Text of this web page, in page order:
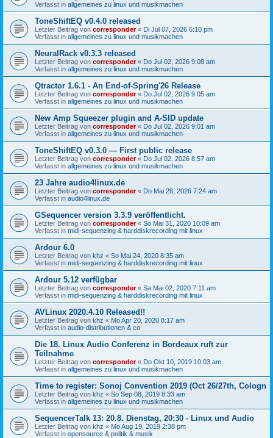
Verfasst in allgemeines zu linux und musikmachen
ToneShiftEQ v0.4.0 released
Letzter Beitrag von corresponder« Di Jul 07, 2026 6:10 pm
Verfasst in allgemeines zu linux und musikmachen
NeuralRack v0.3.3 released
Letzter Beitrag von corresponder« Do Jul 02, 2026 9:08 am
Verfasst in allgemeines zu linux und musikmachen
Qtractor 1.6.1 - An End-of-Spring'26 Release
Letzter Beitrag von corresponder« Do Jul 02, 2026 9:05 am
Verfasst in allgemeines zu linux und musikmachen
New Amp Squeezer plugin and A-SID update
Letzter Beitrag von corresponder« Do Jul 02, 2026 9:01 am
Verfasst in allgemeines zu linux und musikmachen
ToneShiftEQ v0.3.0 — First public release
Letzter Beitrag von corresponder« Do Jul 02, 2026 8:57 am
Verfasst in allgemeines zu linux und musikmachen
23 Jahre audio4linux.de
Letzter Beitrag von corresponder« Do Mai 28, 2026 7:24 am
Verfasst in audio4linux.de
GSequencer version 3.3.9 veröffentlicht.
Letzter Beitrag von corresponder« So Mai 31, 2020 10:09 am
Verfasst in midi-sequenzing & harddiskrecording mit linux
Ardour 6.0
Letzter Beitrag von khz « So Mai 24, 2020 8:35 am
Verfasst in midi-sequenzing & harddiskrecording mit linux
Ardour 5.12 verfügbar
Letzter Beitrag von corresponder« Sa Mai 02, 2020 7:11 am
Verfasst in midi-sequenzing & harddiskrecording mit linux
AVLinux 2020.4.10 Released!!
Letzter Beitrag von khz « Mo Apr 20, 2020 8:17 am
Verfasst in audio-distributionen & co
Die 18. Linux Audio Conferenz in Bordeaux ruft zur
Teilnahme
Letzter Beitrag von corresponder« Do Okt 10, 2019 10:03 am
Verfasst in allgemeines zu linux und musikmachen
Time to register: Sonoj Convention 2019 (Oct 26/27th, Cologn
Letzter Beitrag von khz « So Sep 08, 2019 8:33 am
Verfasst in allgemeines zu linux und musikmachen
SequencerTalk 13: 20.8. Dienstag, 20:30 - Linux und Audio
Letzter Beitrag von khz « Mo Aug 19, 2019 2:38 pm
Verfasst in opensource & politik & musik